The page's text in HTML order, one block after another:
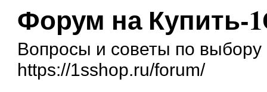
Форум на Купить-
Вопросы и советы по
https://1sshop.ru/forum/